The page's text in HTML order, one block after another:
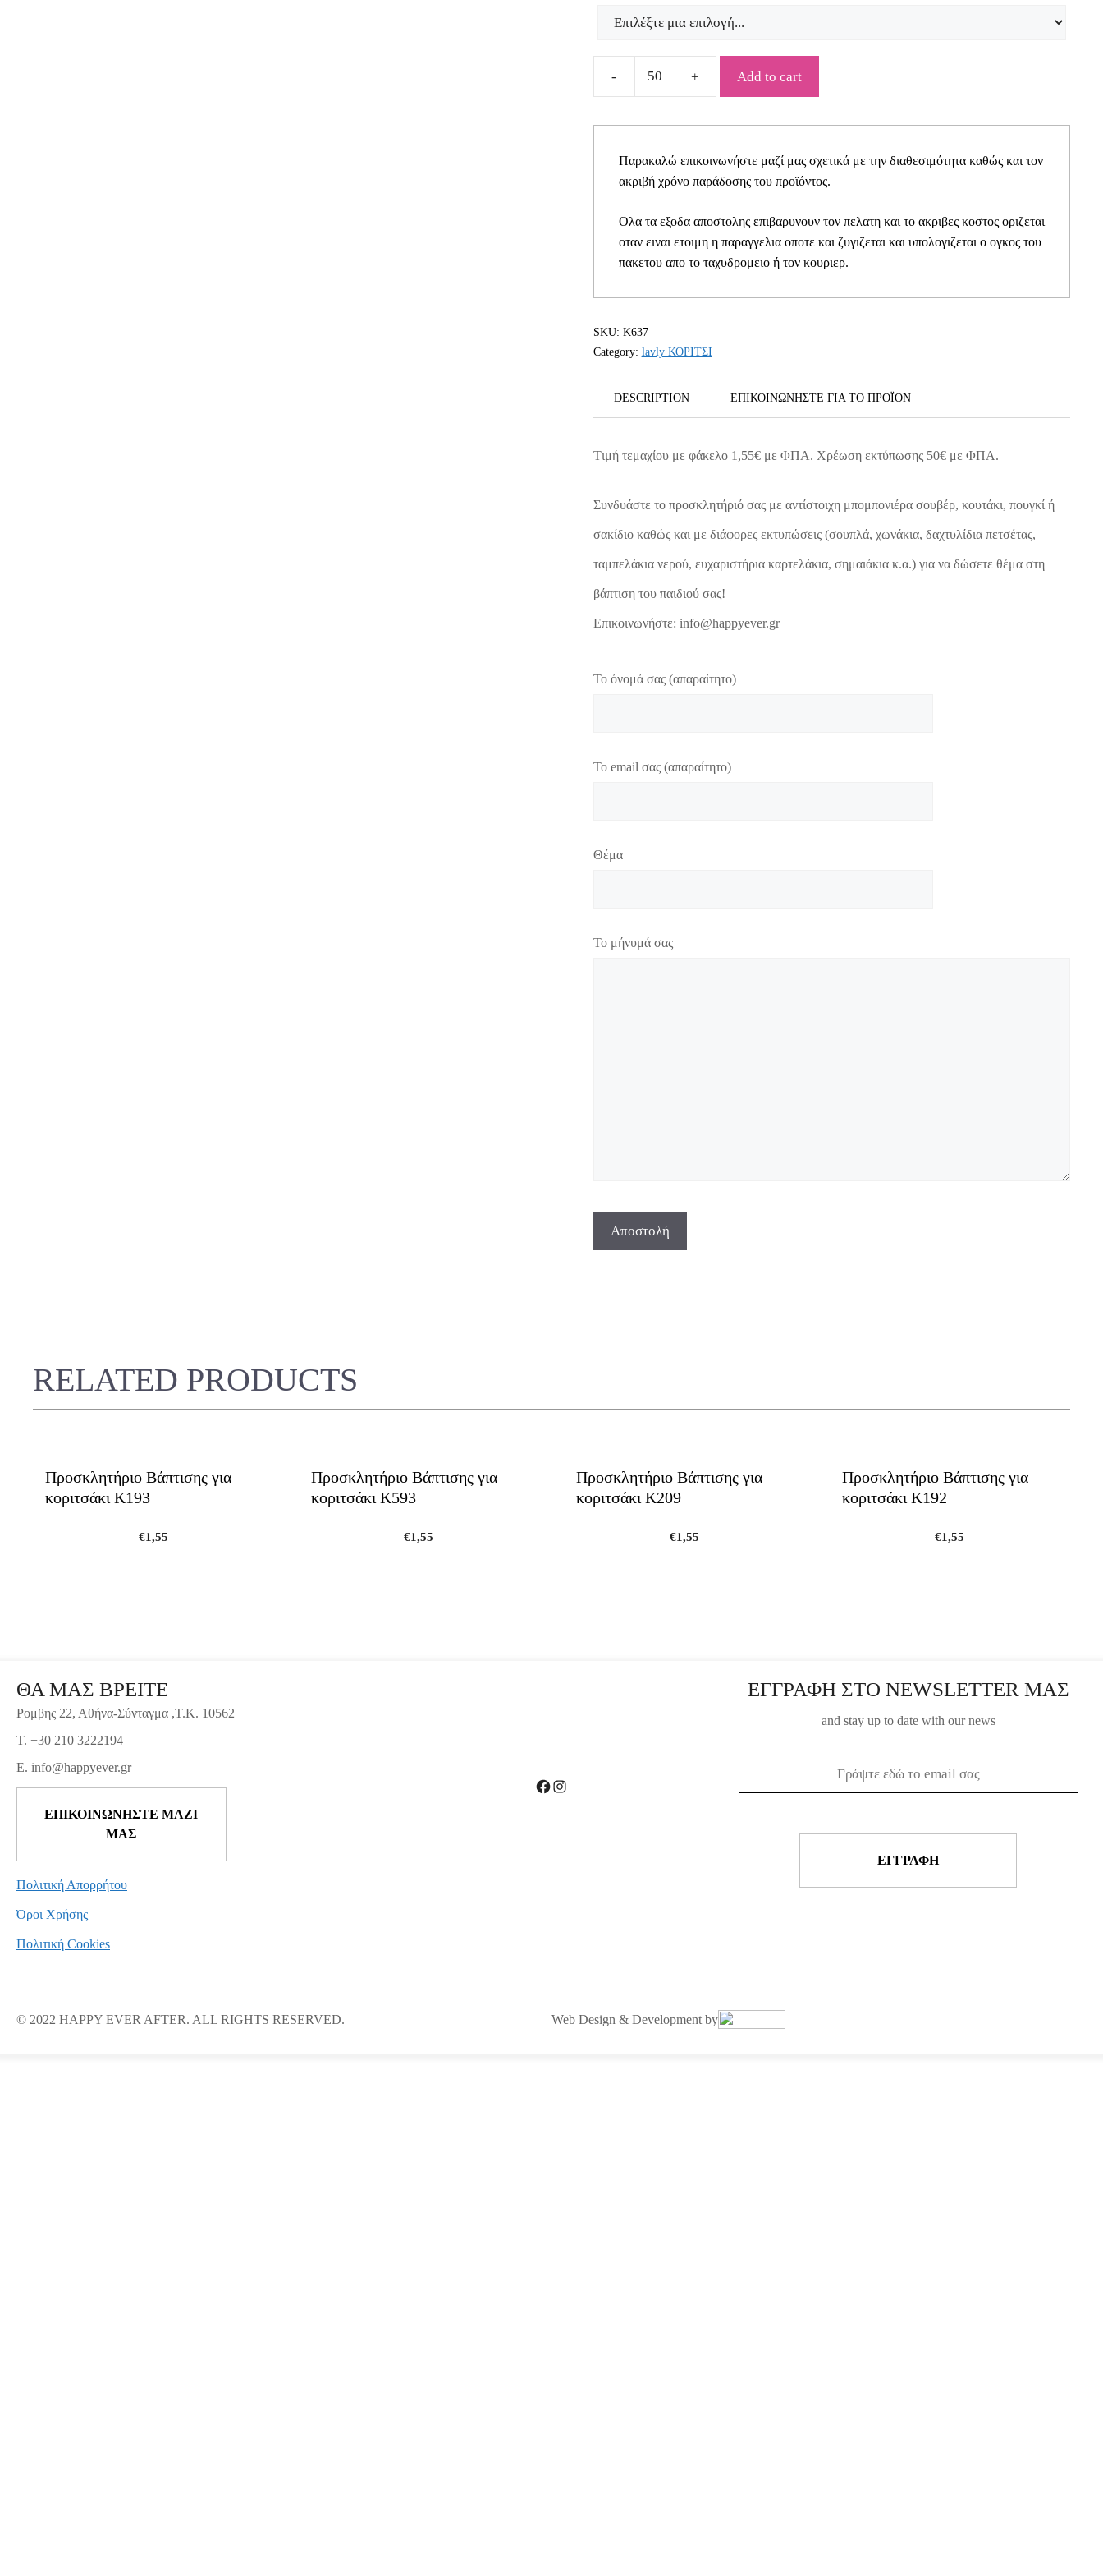
Προσκλητήριο
για
Κ637
quantity
Add to cart
Παρακαλώ επικοινωνήστε μαζί μας σχετικά με την διαθεσιμότητα καθώς και τον
ακριβή χρόνο παράδοσης του προϊόντος.
Ολα τα εξοδα αποστολης επιβαρυνουν τον πελατη και το ακριβες κοστος οριζεται
οταν ειναι ετοιμη η παραγγελια οποτε και ζυγιζεται και υπολογιζεται ο ογκος του
πακετου απο το ταχυδρομειο ή τον κουριερ.
SKU: Κ637
Category: lavly ΚΟΡΙΤΣΙ
DESCRIPTION ΕΠΙΚΟΙΝΩΝΗΣΤΕ ΓΙΑ ΤΟ ΠΡΟΪOΝ
Tιμή τεμαχίου με φάκελο 1,55€ με ΦΠΑ. Χρέωση εκτύπωσης 50€με ΦΠΑ.
Συνδυάστε το προσκλητήριό σας με αντίστοιχη μπομπονιέρα σουβέρ, κουτάκι, πουγκί ή
σακίδιο καθώς και με διάφορες εκτυπώσεις (σουπλά, χωνάκια, δαχτυλίδια πετσέτας,
ταμπελάκια νερού, ευχαριστήρια καρτελάκια, σημαιάκια κ.α.) για να δώσετε θέμα στη
βάπτιση του παιδιού σας!
Επικοινωνήστε: info@happyever.gr
Το όνομά σας (απαραίτητο)
Το email σας (απαραίτητο)
Θέμα
Το μήνυμά σας
RELATED PRODUCTS
Προσκλητήριο Βάπτισης για
κοριτσάκι Κ193
€1,55
Προσκλητήριο Βάπτισης για
κοριτσάκι Κ593
€1,55
Προσκλητήριο Βάπτισης για
κοριτσάκι Κ209
€1,55
Προσκλητήριο Βάπτισης για
κοριτσάκι Κ192
€1,55
ΘΑ ΜΑΣ ΒΡΕΙΤΕ
Ρομβης 22, Αθήνα-Σύνταγμα ,Τ.Κ. 10562
T. +30 210 3222194
E. info@happyever.gr
ΕΠΙΚΟΙΝΩΝΗΣΤΕ ΜΑΖΙ
ΜΑΣ
Πολιτική Απορρήτου
Όροι Χρήσης
Πολιτική Cookies
Facebook
Instagram
ΕΓΓΡΑΦΗ ΣΤΟ NEWSLETTER ΜΑΣ
and stay up to date with our news
© 2022 HAPPY EVER AFTER. ALL RIGHTS RESERVED. Web Design & Development by